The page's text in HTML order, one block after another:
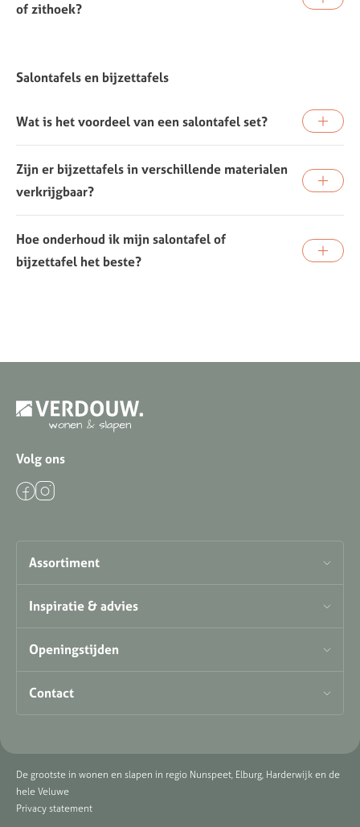
of zithoek?
Salontafels en bijzettafels
Wat is het voordeel van een salontafel set?
Zijn er bijzettafels in verschillende materialen
verkrijgbaar?
Hoe onderhoud ik mijn salontafel of
bijzettafel het beste?
Volg ons
Assortiment
Inspiratie & advies
Openingstijden
Contact
De grootste in wonen en slapen in regio Nunspeet, Elburg, Harderwijk en de
hele Veluwe
Privacy statement